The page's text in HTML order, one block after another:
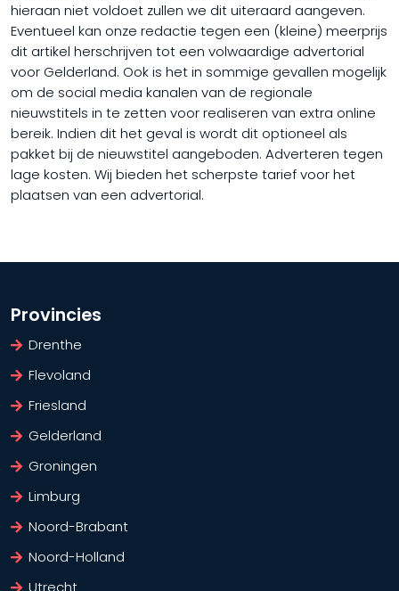
hieraan niet voldoet zullen we dit uiteraard aangeven.
Eventueel kan onze redactie tegen een (kleine) meerprijs
dit artikel herschrijven tot een volwaardige advertorial
voor Gelderland. Ook is het in sommige gevallen mogelijk
om de social media kanalen van de regionale
nieuwstitels in te zetten voor realiseren van extra online
bereik. Indien dit het geval is wordt dit optioneel als
pakket bij de nieuwstitel aangeboden. Adverteren tegen
lage kosten. Wij bieden het scherpste tarief voor het
plaatsen van een advertorial.
Provincies
Drenthe
Flevoland
Friesland
Gelderland
Groningen
Limburg
Noord-Brabant
Noord-Holland
Utrecht